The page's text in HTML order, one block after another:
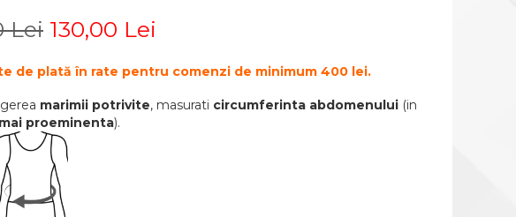
Lei 130,00 Lei
de plată în rate pentru comenzi de minimum 400 lei.
marimii potrivite, masurati circumferinta abdomenului (in
mai proeminenta).